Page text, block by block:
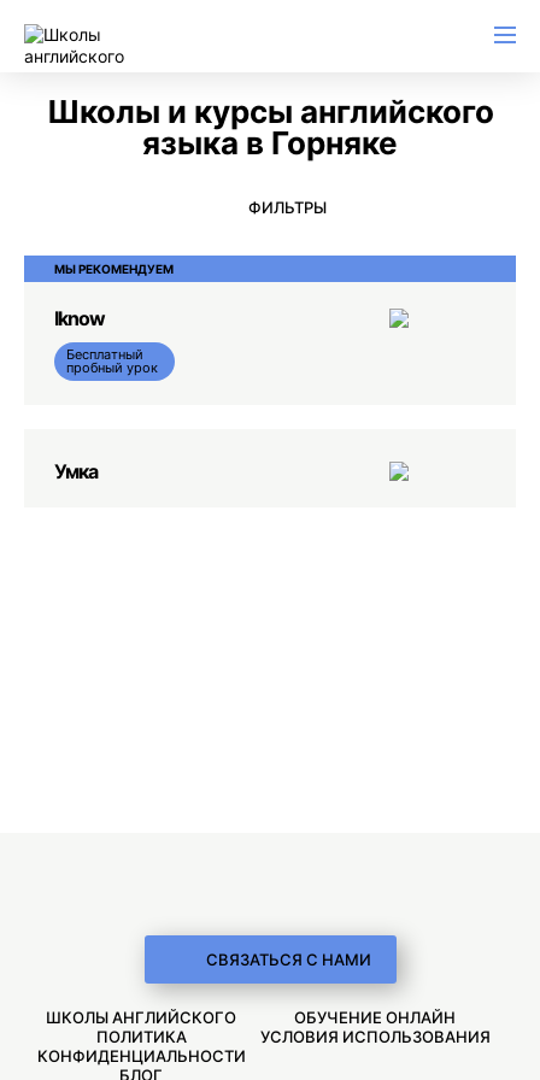
Школы и курсы английского
языка в Горняке
ФИЛЬТРЫ
МЫ РЕКОМЕНДУЕМ
Iknow
Бесплатный
пробный урок
Умка
СВЯЗАТЬСЯ С НАМИ
ШКОЛЫ АНГЛИЙСКОГО
ОБУЧЕНИЕ ОНЛАЙН
ПОЛИТИКА
КОНФИДЕНЦИАЛЬНОСТИ
УСЛОВИЯ ИСПОЛЬЗОВАНИЯ
БЛОГ